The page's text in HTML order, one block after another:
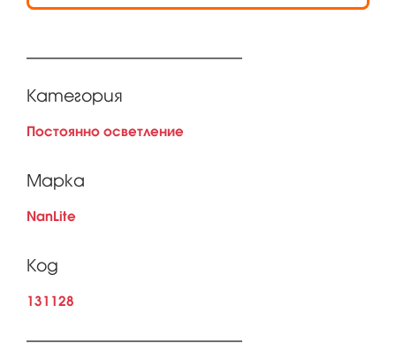
Категория
Постоянно осветление
Марка
NanLite
Код
131128